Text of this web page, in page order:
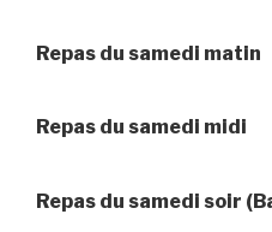
Repas du samedi
Repas du
Repas du samedi soir